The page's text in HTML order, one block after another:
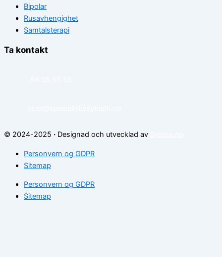
Bipolar
Rusavhengighet
Samtalsterapi
Ta kontakt
© 2024-2025 · Designad och utvecklad av
Personvern og GDPR
Sitemap
Personvern og GDPR
Sitemap